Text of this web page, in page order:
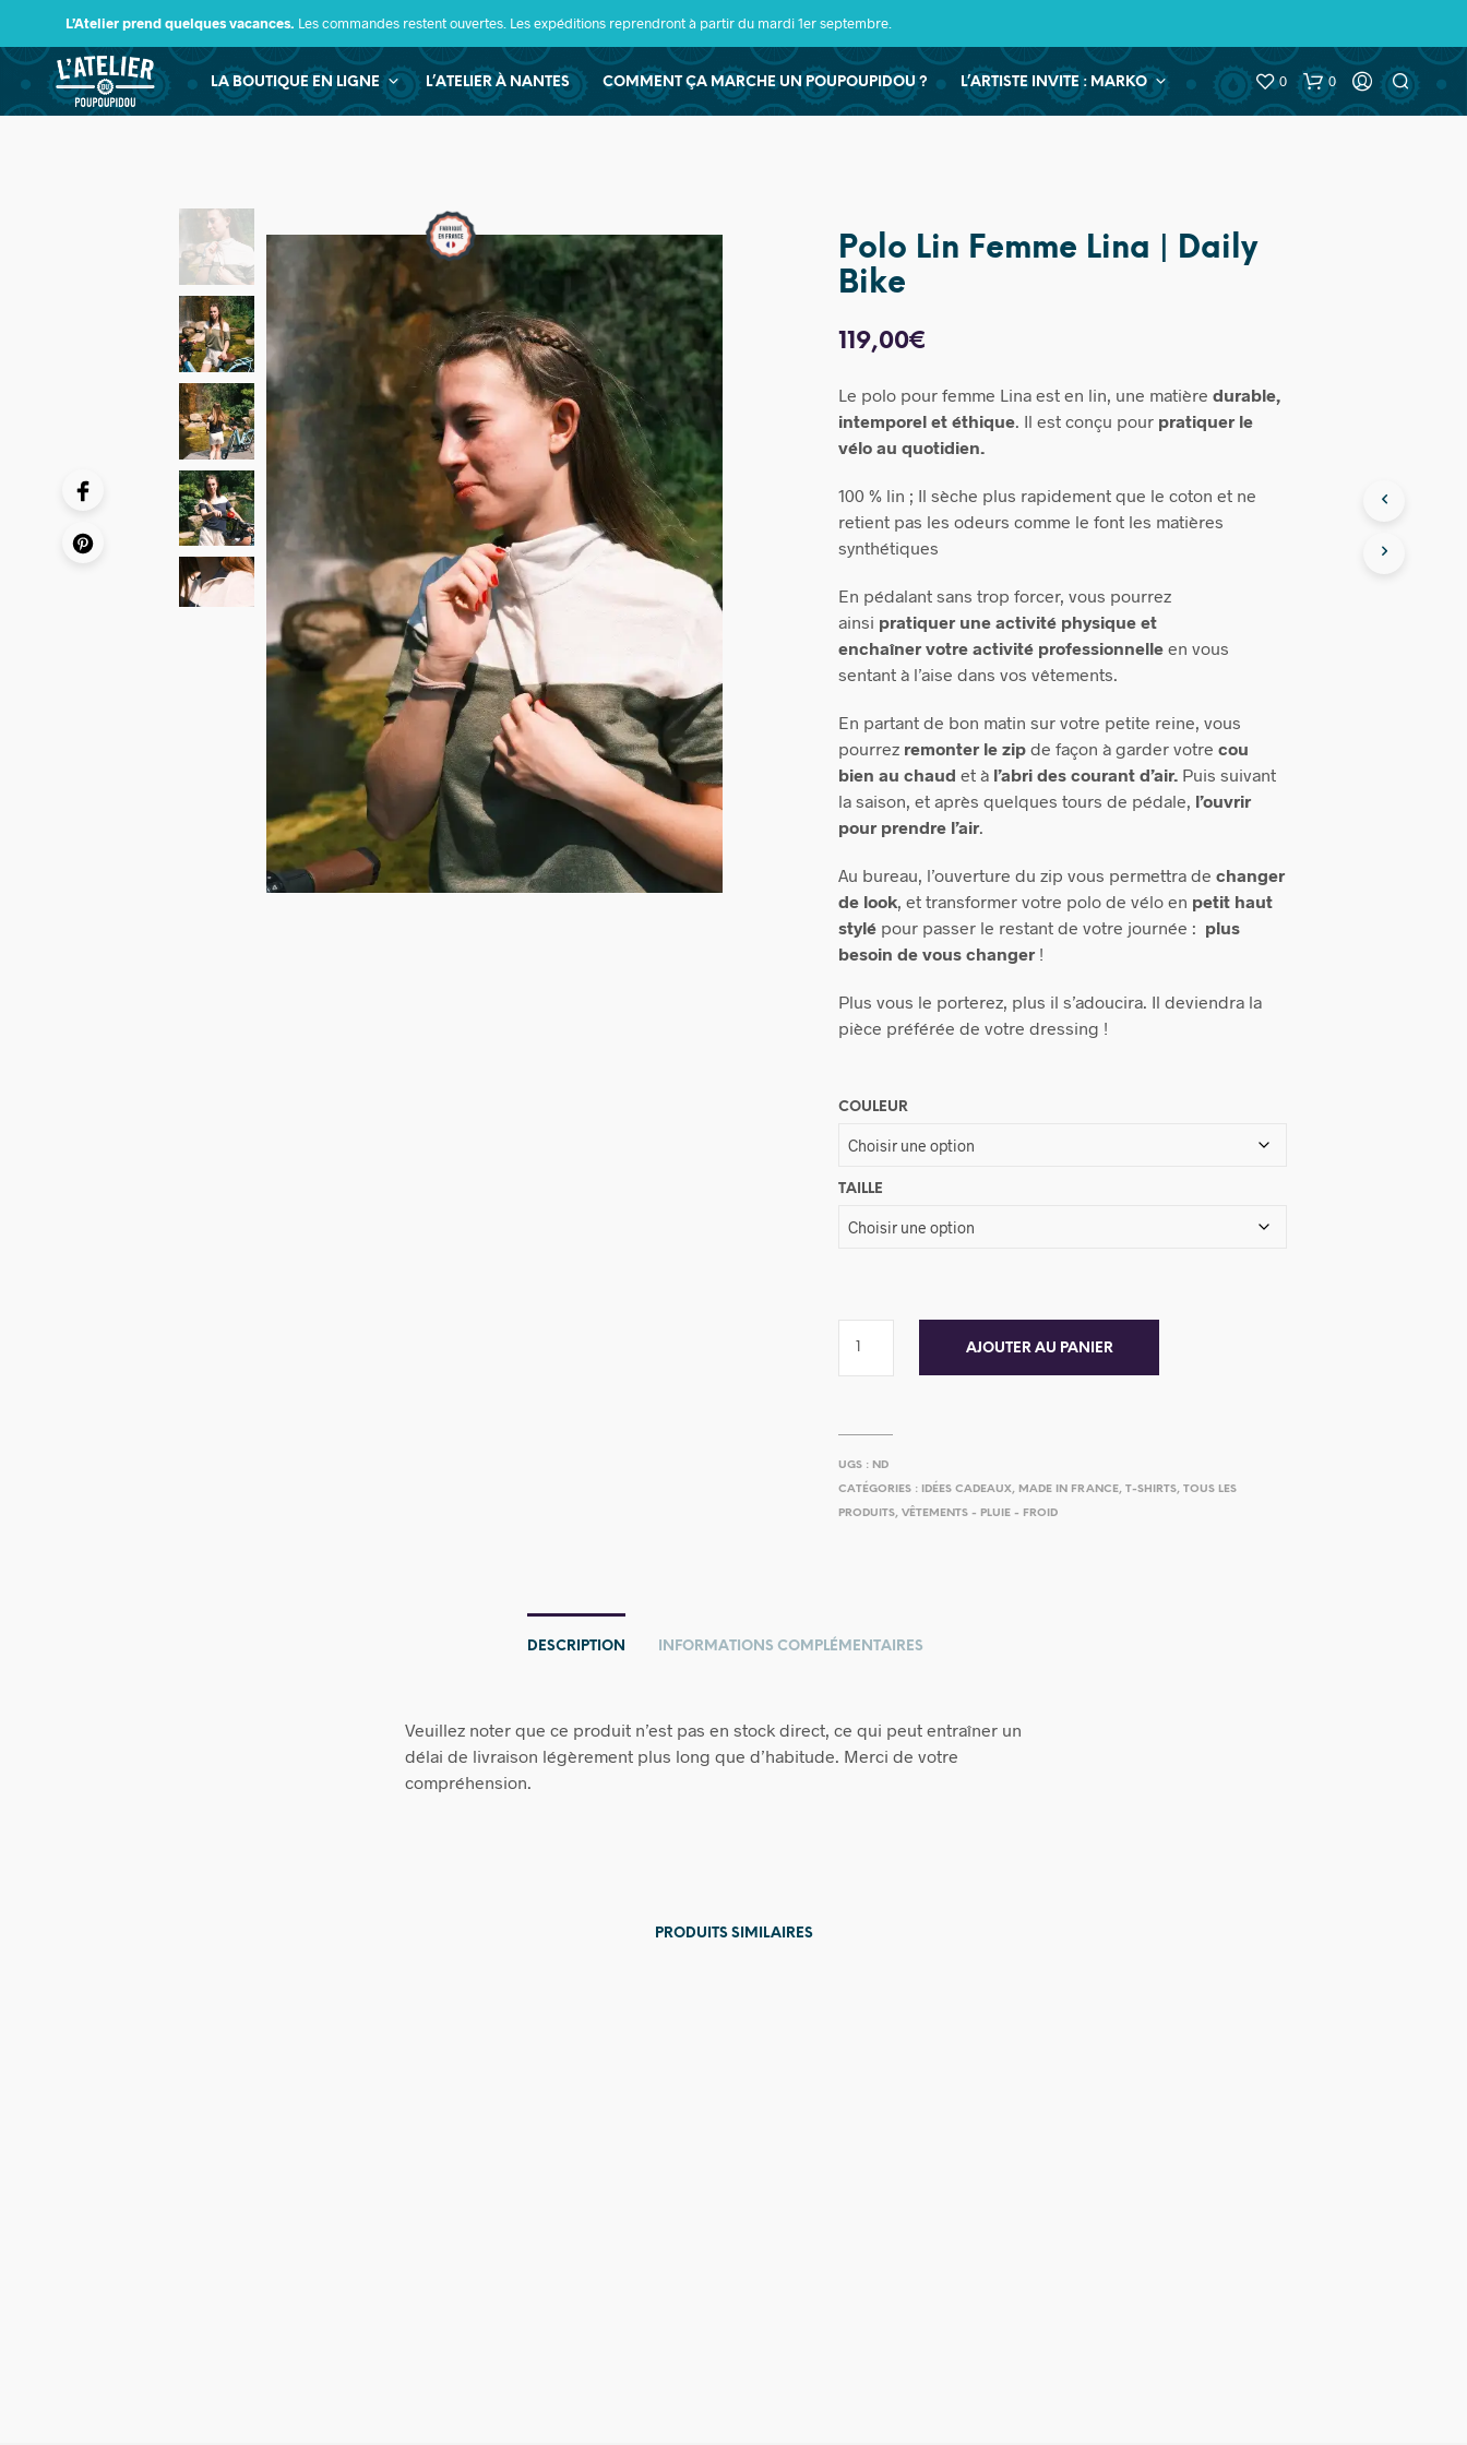
L’Atelier prend quelques vacances. Les commandes restent ouvertes. Les expéditions reprendront à partir du mardi 1er septembre.
LA BOUTIQUE EN LIGNE L’ATELIER À NANTES COMMENT ÇA MARCHE UN POUPOUPIDOU ? L’ARTISTE INVITE : MARKO 0 0
Polo Lin Femme Lina | Daily
Bike
119,00€
Le polo pour femme Lina est en lin, une matièredurable,
intemporel et éthique. Il est conçu pour pratiquer le
vélo au quotidien.
100 % lin ; Il sèche plus rapidement que le coton et ne
retient pas les odeurs comme le font les matières
synthétiques
En pédalant sans trop forcer, vous pourrez
ainsi pratiquer une activité physique et
enchaîner votre activité professionnelle en vous
sentant à l’aise dans vos vêtements.
En partant de bon matin sur votre petite reine, vous
pourrez remonter le zip de façon à garder votrecou
bien au chaud et à l’abri des courant d’air. Puis suivant
la saison, et après quelques tours de pédale, l’ouvrir
pour prendre l’air.
Au bureau, l’ouverture du zip vous permettra dechanger
de look, et transformer votre polo de vélo en petit haut
stylé pour passer le restant de votre journée : plus
besoin de vous changer !
Plus vous le porterez, plus il s’adoucira. Il deviendra la
pièce préférée de votre dressing !
COULEUR
TAILLE
AJOUTER AU PANIER
UGS : ND
CATÉGORIES : IDÉES CADEAUX, MADE IN FRANCE,T-SHIRTS,TOUS LES
PRODUITS,VÊTEMENTS - PLUIE - FROID
DESCRIPTION INFORMATIONS COMPLÉMENTAIRES
Veuillez noter que ce produit n’est pas en stock direct, ce qui peut entraîner un
délai de livraison légèrement plus long que d’habitude. Merci de votre
compréhension.
PRODUITS SIMILAIRES